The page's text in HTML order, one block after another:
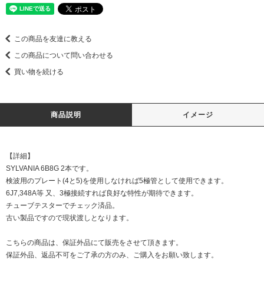
この商品を友達に教える
この商品について問い合わせる
買い物を続ける
商品説明 イメージ
【詳細】
SYLVANIA 6B8G 2本です。
検波用のプレート(4と5)を使用しなければ5極管として使用できます。
6J7,348A等 又、3極接続すれば良好な特性が期待できます。
チューブテスターでチェック済品。
古い製品ですので現状渡しとなります。
こちらの商品は、保証外品にて販売をさせて頂きます。
保証外品、返品不可をご了承の方のみ、ご購入をお願い致します。